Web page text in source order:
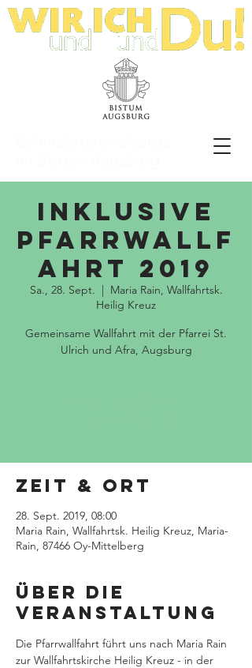
Inklusive
Pfarrwallf
ahrt 2019
Sa., 28. Sept.
  |
Maria Rain, Wallfahrtsk.
Heilig Kreuz
Gemeinsame Wallfahrt mit der Pfarrei St.
Ulrich und Afra, Augsburg
Zeit & Ort
28. Sept. 2019, 08:00
Maria Rain, Wallfahrtsk. Heilig Kreuz, Maria-
Rain, 87466 Oy-Mittelberg
Über die
Veranstaltung
Die Pfarrwallfahrt führt uns nach Maria Rain
zur Wallfahrtskirche Heilig Kreuz - in der